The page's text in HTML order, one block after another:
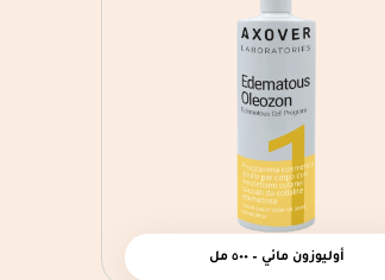
أوليوزون مائي – ٥٠٠ مل